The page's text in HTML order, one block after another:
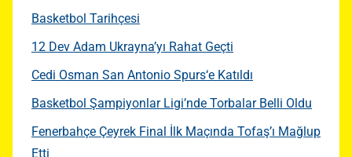
Basketbol Tarihçesi
12 Dev Adam Ukrayna’yı Rahat Geçti
Cedi Osman San Antonio Spurs‘e Katıldı
Basketbol Şampiyonlar Ligi’nde Torbalar Belli Oldu
Fenerbahçe Çeyrek Final İlk Maçında Tofaş’ı Mağlup
Etti